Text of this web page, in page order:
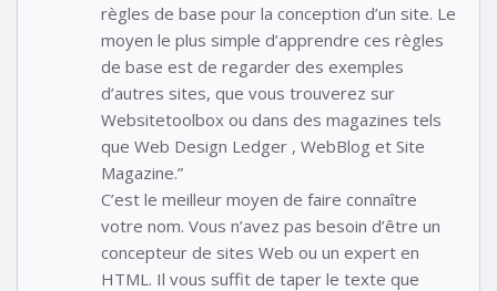
règles de base pour la conception d’un site. Le
moyen le plus simple d’apprendre ces règles
de base est de regarder des exemples
d’autres sites, que vous trouverez sur
Websitetoolbox ou dans des magazines tels
que Web Design Ledger , WebBlog et Site
Magazine.”
C’est le meilleur moyen de faire connaître
votre nom. Vous n’avez pas besoin d’être un
concepteur de sites Web ou un expert en
HTML. Il vous suffit de taper le texte que